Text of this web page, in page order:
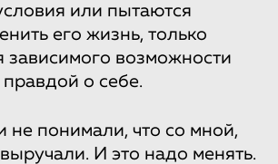
или пытаются
его жизнь, только
зависимого возможности
правдой о себе.
не понимали, что со мной,
И это надо менять.